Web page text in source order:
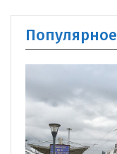
Популярное